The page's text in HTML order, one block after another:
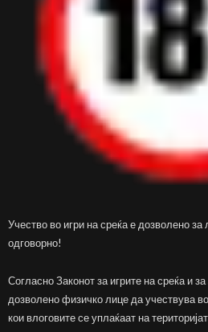
Учество во игри на среќа е дозволено за
одговорно!
Согласно Законот за игрите на среќа и
дозволено физичко лице да учествува
кои влоговите се уплаќаат на